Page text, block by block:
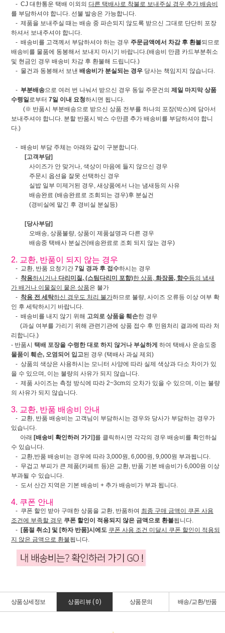
- CJ 대한통운 택배 이외의 다른 택배사로 착불로 보내주실 경우 추가 배송비
를 부담하셔야 합니다. 선불 발송은 가능합니다.
- 제품을 보내주실 때는 배송 중 파손되지 않도록 받으신 그대로 단단히 포장
하셔서 보내주셔야 합니다.
- 배송비를 고객께서 부담하셔야 하는 경우 주문금액에서 차감 후 환불되므로
배송비를 물품에 동봉해서 보내지 마시기 바랍니다.(배송비 만큼 카드부분취소
및 현금인 경우 배송비 차감 후 환불해 드립니다.)
- 물건과 동봉해서 보낸 배송비가 분실되는 경우 당사는 책임지지 않습니다.
- 부분배송으로 여러 번 나눠서 받으신 경우 동일 주문건의 제일 마지막 상품
수령일로부터 7일 이내 요청하시면 됩니다.
(※ 반품시 부분배송으로 받으신 상품 전부를 하나의 포장(박스)에 담아서
보내주셔야 합니다. 분할 반품시 박스 수만큼 추가 배송비를 부담하셔야 합니
다.)
- 배송비 부담 주체는 아래와 같이 구분합니다.
[고객부담]
사이즈가 안 맞거나, 색상이 마음에 들지 않으신 경우
주문시 옵션을 잘못 선택하신 경우
실밥 일부 미제거된 경우, 새상품에서 나는 냄새등의 사유
배송완료 (배송완료로 조회되는 경우)후 분실건
(경비실에 맡긴 후 경비실 분실등)
[당사부담]
오배송, 상품불량, 상품이 제품설명과 다른 경우
배송중 택배사 분실건(배송완료로 조회 되지 않는 경우)
2. 교환, 반품이 되지 않는 경우
- 교환, 반품 요청기간 7일 경과 후 접수하시는 경우
- 착용하시거나 다리미질, (스팀다리미 포함)한 상품, 화장품, 향수등의 냄새
가 배거나 이물질이 뭍은 상품은 불가
- 착용 전 세탁하신 경우도 처리 불가하므로 불량, 사이즈 오류등 이상 여부 확
인 후 세탁하시기 바랍니다.
- 배송비를 내지 않기 위해 고의로 상품을 훼손한 경우
(과실 여부를 가리기 위해 관련기관에 상품 접수 후 민원처리 결과에 따라 처
리합니다.)
- 반품시 택배 포장을 수령한 대로 하지 않거나 부실하게 하여 택배사 운송도중
물품이 훼손, 오염되어 입고된 경우 (택배사 과실 제외)
- 상품의 색상은 사용하시는 모니터 사양에 따라 실제 색상과 다소 차이가 있
을 수 있으며, 이는 불량의 사유가 되지 않습니다.
- 제품 사이즈는 측정 방식에 따라 2~3cm의 오차가 있을 수 있으며, 이는 불량
의 사유가 되지 않습니다.
3. 교환, 반품 배송비 안내
- 교환, 반품 배송비는 고객님이 부담하시는 경우와 당사가 부담하는 경우가
있습니다.
아래 [배송비 확인하러 가기] 를 클릭하시면 각각의 경우 배송비를 확인하실
수 있습니다.
- 교환,반품 배송비는 경우에 따라 3,000원, 6,000원, 9,000원 부과됩니다.
- 무겁고 부피가 큰 제품(카페트 등)은 교환, 반품 기본 배송비가 6,000원 이상
부과될 수 있습니다.
- 도서 산간 지역은 기본 배송비 + 추가 배송비가 부과 됩니다.
4. 쿠폰 안내
- 쿠폰 할인 받아 구매한 상품을 교환, 반품하여 최종 구매 금액이 쿠폰 사용
조건에 부족할 경우 쿠폰 할인이 적용되지 않은 금액으로 환불됩니다.
- [품절 취소] 및 [하자 반품]시에도 쿠폰 사용 조건 미달시 쿠폰 할인이 적용되
지 않은 금액으로 환불됩니다.
상품상세정보 상품리뷰 ( 0) 상품문의 배송/교환/반품